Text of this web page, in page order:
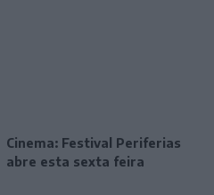
Cinema: Festival Periferias
abre esta sexta feira